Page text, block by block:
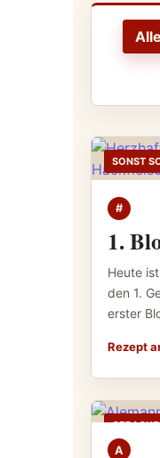
Alle
SONST
#
1.
Heute
den 1.
erster
Rezept
A